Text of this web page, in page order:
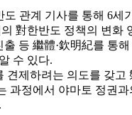
관계 기사를 통해 6
對한반도 정책의 변화
등 繼體·欽明紀를 통
수 있다.
제하려는 의도를 갖
과정에서 야마토 정권